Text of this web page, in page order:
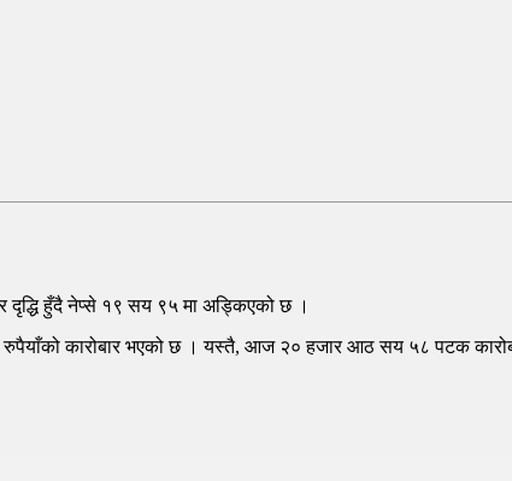
हुँदै नेप्से १९ सय ९५ मा अड्किएको छ ।
कारोबार भएको छ । यस्तै, आज २० हजार आठ सय ५८ पटक